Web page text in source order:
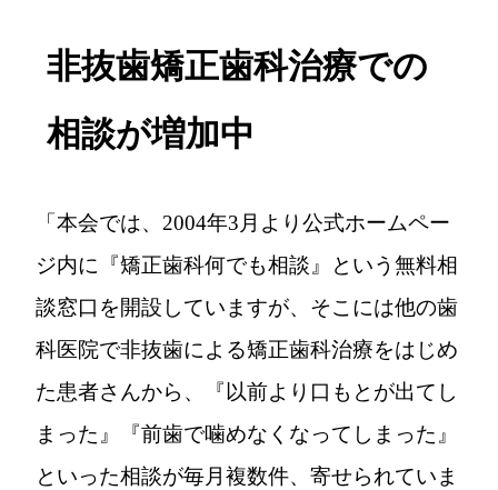
非抜歯矯正歯科治療での
相談が増加中
「本会では、2004年3月より公式ホームペー
ジ内に 『矯正歯科何でも相談』
という無料相
談窓口を開設していますが、そこには他の歯
科医院で非抜歯による矯正歯科治療をはじめ
た患者さんから、『以前より口もとが出てし
まった』『前歯で噛めなくなってしまった』
といった相談が毎月複数件、寄せられていま